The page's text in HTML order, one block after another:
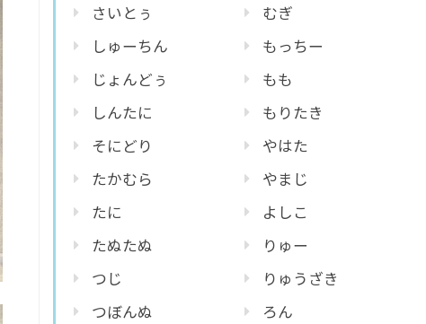
さいとぅ
しゅーちん
じょんどぅ
しんたに
そにどり
たかむら
たに
たぬたぬ
つじ
つぼんぬ
むぎ
もっちー
もも
もりたき
やはた
やまじ
よしこ
りゅー
りゅうざき
ろん